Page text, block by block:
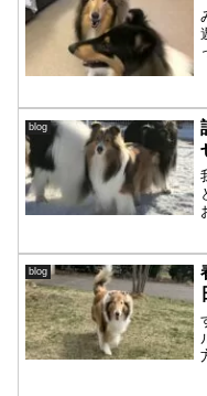
blog
blog